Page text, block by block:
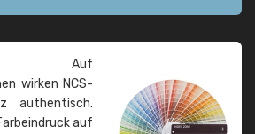
wirken NCS-
authentisch.
auf